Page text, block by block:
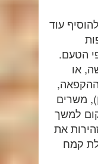
עוד
4 כפות
הטעם.
או
משרים
למשך
את
קמח